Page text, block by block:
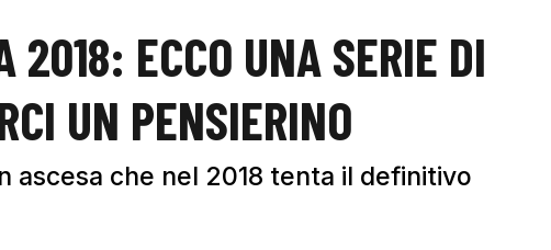
2018: ECCO UNA SERIE DI
UN PENSIERINO
ascesa che nel 2018 tenta il definitivo